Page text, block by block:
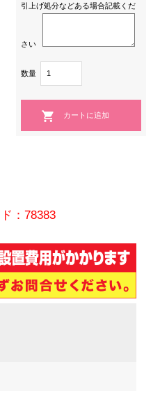
引上げ処分などある場合記載くだ
さい
数量
：78383